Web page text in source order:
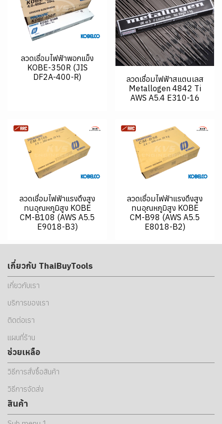
ลวดเชื่อมไฟฟ้าพอกแข็ง
KOBE-350R (JIS
DF2A-400-R)
ลวดเชื่อมไฟฟ้าสแตนเลส
Metallogen 4842 Ti
AWS A5.4 E310-16
ลวดเชื่อมไฟฟ้าแรงดึงสูง
ทนอุณหภูมิสูง KOBE
CM-B108 (AWS A5.5
E9018-B3)
ลวดเชื่อมไฟฟ้าแรงดึงสูง
ทนอุณหภูมิสูง KOBE
CM-B98 (AWS A5.5
E8018-B2)
เกี่ยวกับ ThaiBuyTools
เกี่ยวกับเรา
บริการของเรา
ติดต่อเรา
แผนที่ร้าน
ช่วยเหลือ
วิธีการสั่งซื้อสินค้า
วิธีการจัดส่ง
สินค้า